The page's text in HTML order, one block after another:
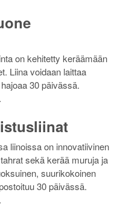
on kehitetty keräämään
Liina voidaan laittaa
30 päivässä.
liinoissa on innovatiivinen
sekä kerää muruja ja
suurikokoinen
30 päivässä.